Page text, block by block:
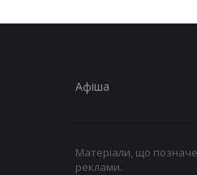
Афіша
Матеріали, що
реклами.